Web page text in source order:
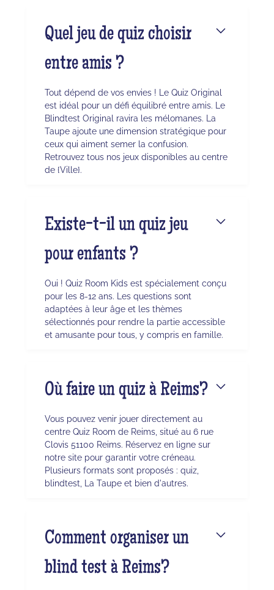
Quel jeu de quiz choisir
entre amis ?
Tout dépend de vos envies ! Le Quiz Original
est idéal pour un défi équilibré entre amis. Le
Blindtest Original ravira les mélomanes. La
Taupe ajoute une dimension stratégique pour
ceux qui aiment semer la confusion.
Retrouvez tous nos jeux disponibles au centre
de {Ville}.
Existe-t-il un quiz jeu
pour enfants ?
Oui ! Quiz Room Kids est spécialement conçu
pour les 8-12 ans. Les questions sont
adaptées à leur âge et les thèmes
sélectionnés pour rendre la partie accessible
et amusante pour tous, y compris en famille.
Où faire un quiz à Reims?
Vous pouvez venir jouer directement au
centre Quiz Room de Reims, situé au 6 rue
Clovis 51100 Reims. Réservez en ligne sur
notre site pour garantir votre créneau.
Plusieurs formats sont proposés : quiz,
blindtest, La Taupe et bien d'autres.
Comment organiser un
blind test à Reims?